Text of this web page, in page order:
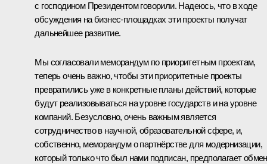
с господином Президентом говорили. Надеюсь, что в ходе
обсуждения на бизнес-площадках эти проекты получат
дальнейшее развитие.
Мы согласовали меморандум по приоритетным проектам,
теперь очень важно, чтобы эти приоритетные проекты
превратились уже в конкретные планы действий, которые
будут реализовываться на уровне государств и на уровне
компаний. Безусловно, очень важным является
сотрудничество в научной, образовательной сфере, и,
собственно, меморандум о партнёрстве для модернизации,
который только что был нами подписан, предполагает обмен